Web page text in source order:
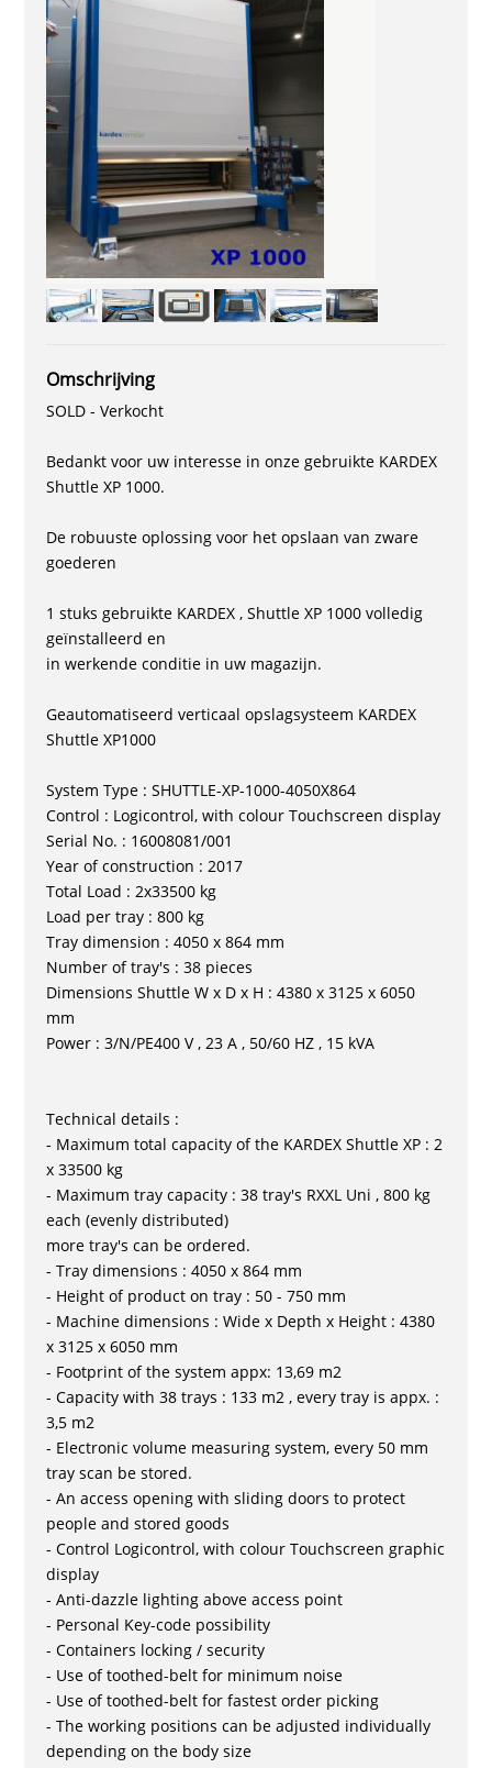
Omschrijving
SOLD - Verkocht
Bedankt voor uw interesse in onze gebruikte KARDEX
Shuttle XP 1000.
De robuuste oplossing voor het opslaan van zware
goederen
1 stuks gebruikte KARDEX , Shuttle XP 1000 volledig
geïnstalleerd en
in werkende conditie in uw magazijn.
Geautomatiseerd verticaal opslagsysteem KARDEX
Shuttle XP1000
System Type : SHUTTLE-XP-1000-4050X864
Control : Logicontrol, with colour Touchscreen display
Serial No. : 16008081/001
Year of construction : 2017
Total Load : 2x33500 kg
Load per tray : 800 kg
Tray dimension : 4050 x 864 mm
Number of tray's : 38 pieces
Dimensions Shuttle W x D x H : 4380 x 3125 x 6050
mm
Power : 3/N/PE400 V , 23 A , 50/60 HZ , 15 kVA
Technical details :
- Maximum total capacity of the KARDEX Shuttle XP : 2
x 33500 kg
- Maximum tray capacity : 38 tray's RXXL Uni , 800 kg
each (evenly distributed)
more tray's can be ordered.
- Tray dimensions : 4050 x 864 mm
- Height of product on tray : 50 - 750 mm
- Machine dimensions : Wide x Depth x Height : 4380
x 3125 x 6050 mm
- Footprint of the system appx: 13,69 m2
- Capacity with 38 trays : 133 m2 , every tray is appx. :
3,5 m2
- Electronic volume measuring system, every 50 mm
tray scan be stored.
- An access opening with sliding doors to protect
people and stored goods
- Control Logicontrol, with colour Touchscreen graphic
display
- Anti-dazzle lighting above access point
- Personal Key-code possibility
- Containers locking / security
- Use of toothed-belt for minimum noise
- Use of toothed-belt for fastest order picking
- The working positions can be adjusted individually
depending on the body size